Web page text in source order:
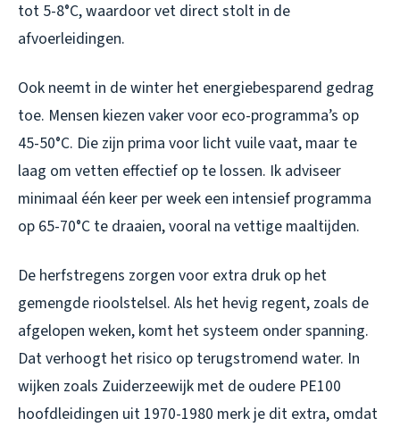
tot 5-8°C, waardoor vet direct stolt in de
afvoerleidingen.
Ook neemt in de winter het energiebesparend gedrag
toe. Mensen kiezen vaker voor eco-programma’s op
45-50°C. Die zijn prima voor licht vuile vaat, maar te
laag om vetten effectief op te lossen. Ik adviseer
minimaal één keer per week een intensief programma
op 65-70°C te draaien, vooral na vettige maaltijden.
De herfstregens zorgen voor extra druk op het
gemengde rioolstelsel. Als het hevig regent, zoals de
afgelopen weken, komt het systeem onder spanning.
Dat verhoogt het risico op terugstromend water. In
wijken zoals Zuiderzeewijk met de oudere PE100
hoofdleidingen uit 1970-1980 merk je dit extra, omdat